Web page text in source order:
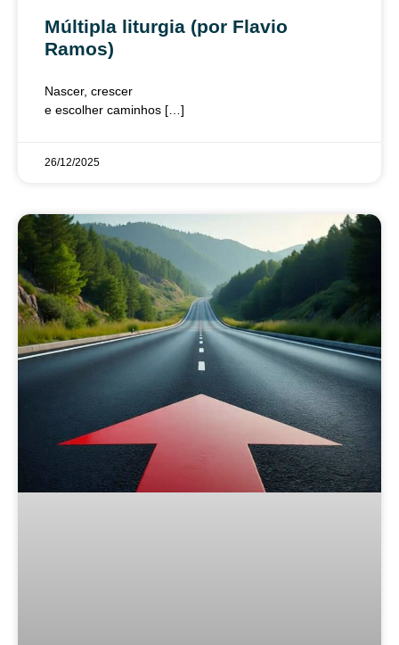
Múltipla liturgia (por Flavio
Ramos)
Nascer, crescer
e escolher caminhos […]
26/12/2025